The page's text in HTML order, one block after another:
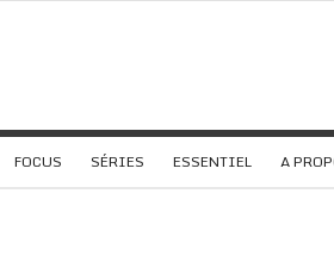
FOCUS SÉRIES ESSENTIEL A